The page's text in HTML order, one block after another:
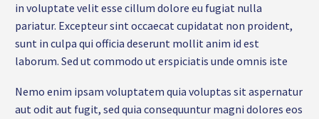
in voluptate velit esse cillum dolore eu fugiat nulla
pariatur. Excepteur sint occaecat cupidatat non proident,
sunt in culpa qui officia deserunt mollit anim id est
laborum. Sed ut commodo ut erspiciatis unde omnis iste
Nemo enim ipsam voluptatem quia voluptas sit aspernatur
aut odit aut fugit, sed quia consequuntur magni dolores eos